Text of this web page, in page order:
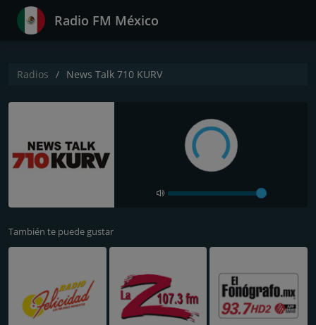
Radio FM México
Radios News Talk 710 KURV
También te puede gustar